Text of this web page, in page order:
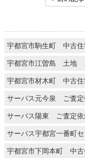
宇都宮市駒生町 中古
宇都宮市江曽島 土地
宇都宮市材木町 中古
サーパス元今泉 ご査定
サーパス陽東 ご査定依
サーパス宇都宮一番町
宇都宮市下岡本町 中